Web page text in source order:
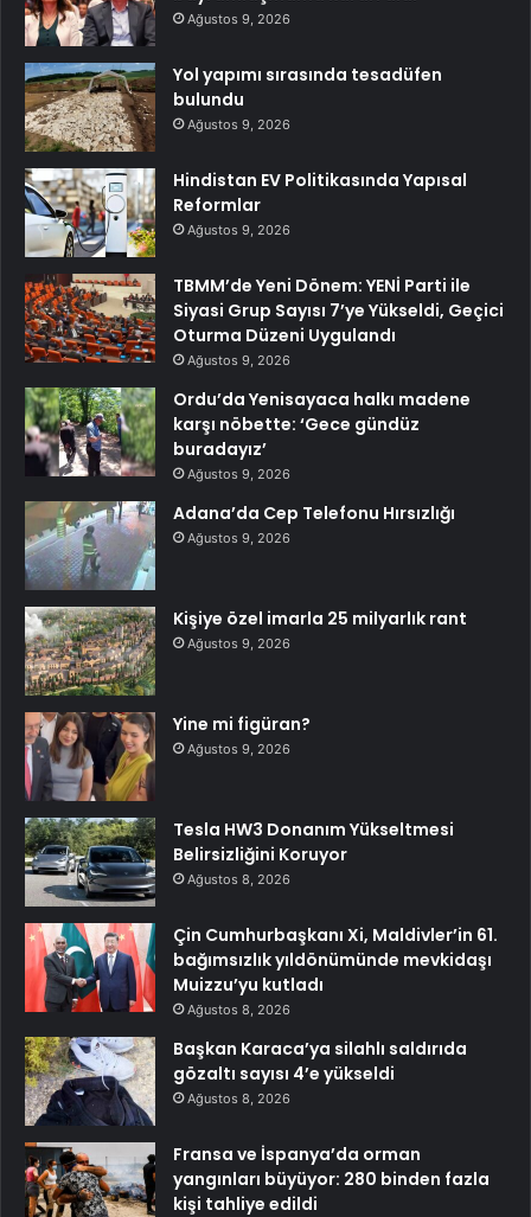
Ağustos 9, 2026
Yol yapımı sırasında tesadüfen
bulundu
Ağustos 9, 2026
Hindistan EV Politikasında Yapısal
Reformlar
Ağustos 9, 2026
TBMM’de Yeni Dönem: YENİ Parti ile
Siyasi Grup Sayısı 7’ye Yükseldi, Geçici
Oturma Düzeni Uygulandı
Ağustos 9, 2026
Ordu’da Yenisayaca halkı madene
karşı nöbette: ‘Gece gündüz
buradayız’
Ağustos 9, 2026
Adana’da Cep Telefonu Hırsızlığı
Ağustos 9, 2026
Kişiye özel imarla 25 milyarlık rant
Ağustos 9, 2026
Yine mi figüran?
Ağustos 9, 2026
Tesla HW3 Donanım Yükseltmesi
Belirsizliğini Koruyor
Ağustos 8, 2026
Çin Cumhurbaşkanı Xi, Maldivler’in 61.
bağımsızlık yıldönümünde mevkidaşı
Muizzu’yu kutladı
Ağustos 8, 2026
Başkan Karaca’ya silahlı saldırıda
gözaltı sayısı 4’e yükseldi
Ağustos 8, 2026
Fransa ve İspanya’da orman
yangınları büyüyor: 280 binden fazla
kişi tahliye edildi